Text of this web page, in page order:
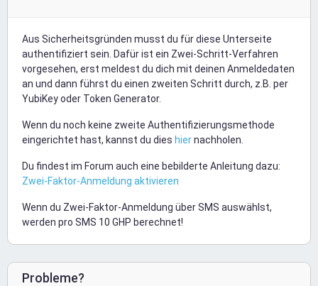
Aus Sicherheitsgründen musst du für diese Unterseite
authentifiziert sein. Dafür ist ein Zwei-Schritt-Verfahren
vorgesehen, erst meldest du dich mit deinen Anmeldedaten
an und dann führst du einen zweiten Schritt durch, z.B. per
YubiKey oder Token Generator.
Wenn du noch keine zweite Authentifizierungsmethode
eingerichtet hast, kannst du dies hiernachholen.
Du findest im Forum auch eine bebilderte Anleitung dazu:
Zwei-Faktor-Anmeldung aktivieren
Wenn du Zwei-Faktor-Anmeldung über SMS auswählst,
werden pro SMS 10 GHP berechnet!
Probleme?